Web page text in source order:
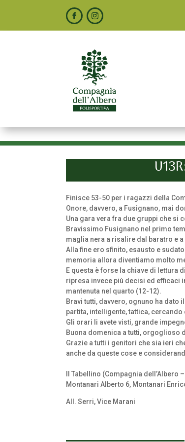
Finisce 53-50 per i ragazzi della
Onore, davvero, a Fusignano, mai
Una gara vera fra due gruppi che si
Bravissimo Fusignano nel primo
maglia nera a risalire dal baratro e
Alla fine ero sfinito, esausto e
memoria allora diventiamo molto
E questa è forse la chiave di lettura
ripresa invece più decisi ed efficaci
mantenuta nel quarto (12-12).
Bravi tutti, davvero, ognuno ha dato
partita, intelligente, tattica,
Gli orari li avete visti, grande
Buona domenica a tutti, orgoglioso
Grazie a tutti i genitori che sia ieri
anche da queste cose e
Il Tabellino (Compagnia dell’Albero
Montanari Alberto 6, Montanari
All. Serri, Vice Marani